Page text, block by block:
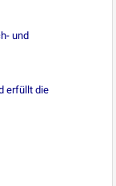
und
erfüllt die